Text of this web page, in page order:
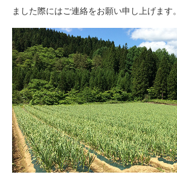
ました際にはご連絡をお願い申し上げます。